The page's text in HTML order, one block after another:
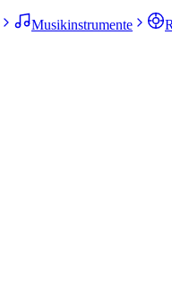
Musikinstrumente